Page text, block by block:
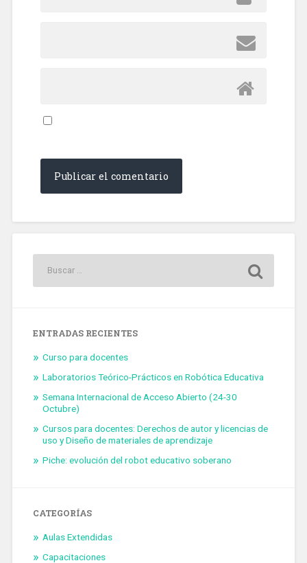
ENTRADAS RECIENTES
Curso para docentes
Laboratorios Teórico-Prácticos en Robótica Educativa
Semana Internacional de Acceso Abierto (24-30
Octubre)
Cursos para docentes: Derechos de autor y licencias de
uso y Diseño de materiales de aprendizaje
Piche: evolución del robot educativo soberano
CATEGORÍAS
Aulas Extendidas
Capacitaciones